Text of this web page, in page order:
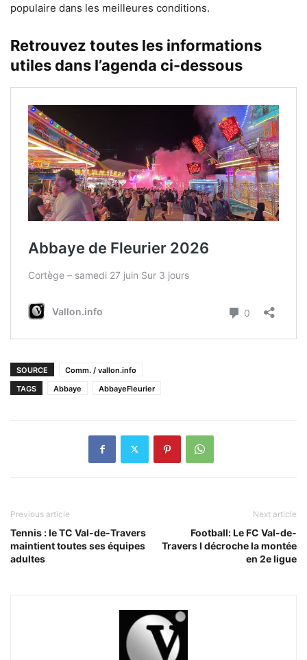
populaire dans les meilleures conditions.
Retrouvez toutes les informations
utiles dans l’agenda ci-dessous
SOURCE
Comm. / vallon.info
TAGS
Abbaye AbbayeFleurier
Previous article
Tennis : le TC Val-de-Travers
maintient toutes ses équipes
adultes
Next article
Football: Le FC Val-de-
Travers I décroche la montée
en 2e ligue